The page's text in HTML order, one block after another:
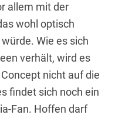
allem mit der
wohl optisch
Wie es sich
verhält, wird es
nicht auf die
findet sich noch ein
Fan. Hoffen darf